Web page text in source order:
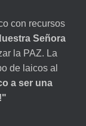
con recursos
Señora
la PAZ. La
de laicos al
a ser una